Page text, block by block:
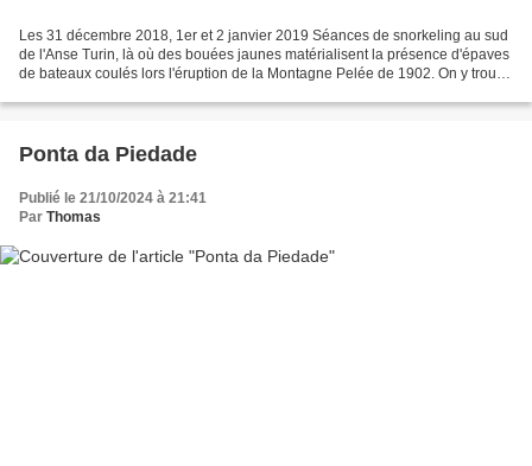
Les 31 décembre 2018, 1er et 2 janvier 2019 Séances de snorkeling au sud
de l'Anse Turin, là où des bouées jaunes matérialisent la présence d'épaves
de bateaux coulés lors l'éruption de la Montagne Pelée de 1902. On y trouve
Ponta da Piedade
Publié le 21/10/2024 à 21:41
Par Thomas